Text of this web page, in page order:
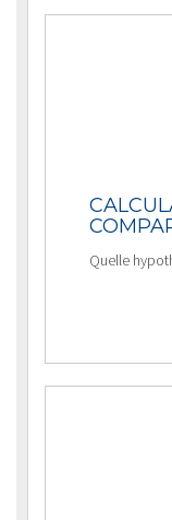
Quelle